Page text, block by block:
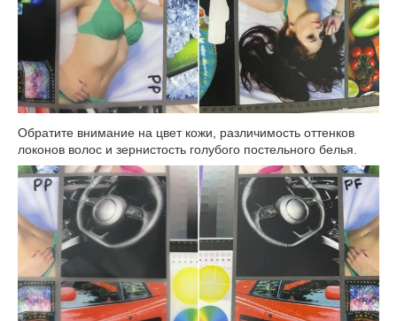
Обратите внимание на цвет кожи, различимость оттенков
локонов волос и зернистость голубого постельного белья.